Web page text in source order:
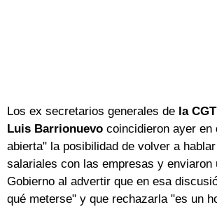
Los ex secretarios generales de la
Luis Barrionuevo coincidieron ayer en
abierta" la posibilidad de volver a
salariales con las empresas y enviaron
Gobierno al advertir que en esa
qué meterse" y que rechazarla "es un